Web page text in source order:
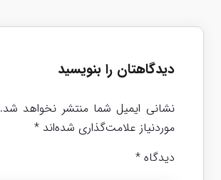
دیدگاهتان را بنویسید
نشانی ایمیل شما منتشر نخواهد شد.
موردنیاز علامت‌گذاری شده‌اند*
دیدگاه*